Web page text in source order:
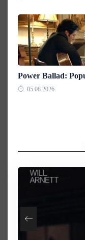
Power Ballad:
05.08.2026.